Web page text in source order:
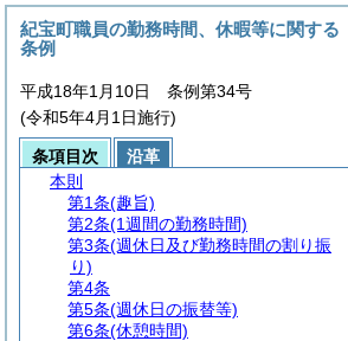
紀宝町職員の勤務時間、休暇等に関する
条例
平成18年1月10日 条例第34号
(令和5年4月1日施行)
条項目次
沿革
本則
第1条(趣旨)
第2条(1週間の勤務時間)
第3条(週休日及び勤務時間の割り振
り)
第4条
第5条(週休日の振替等)
第6条(休憩時間)